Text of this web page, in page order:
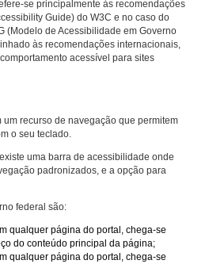
se principalmente às recomendações
Guide) do W3C e no caso do
(Modelo de Acessibilidade em Governo
às recomendações internacionais,
acessível para sites
um recurso de navegação que permitem
o seu teclado.
uma barra de acessibilidade onde
padronizados, e a opção para
federal são:
qualquer página do portal, chega-se
do conteúdo principal da página;
qualquer página do portal, chega-se